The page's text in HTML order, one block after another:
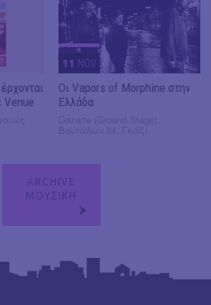
Venue
11 NOV
Οι Vapors of Morphine στην
Ελλάδα
ARCHIVE
ΜΟΥΣΙΚΗ